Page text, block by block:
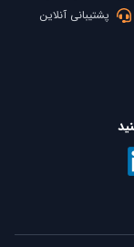
پشتیبانی آنلاین